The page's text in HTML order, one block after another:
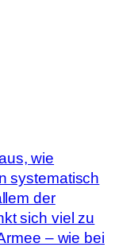
wie
systematisch
der
sich viel zu
– wie bei